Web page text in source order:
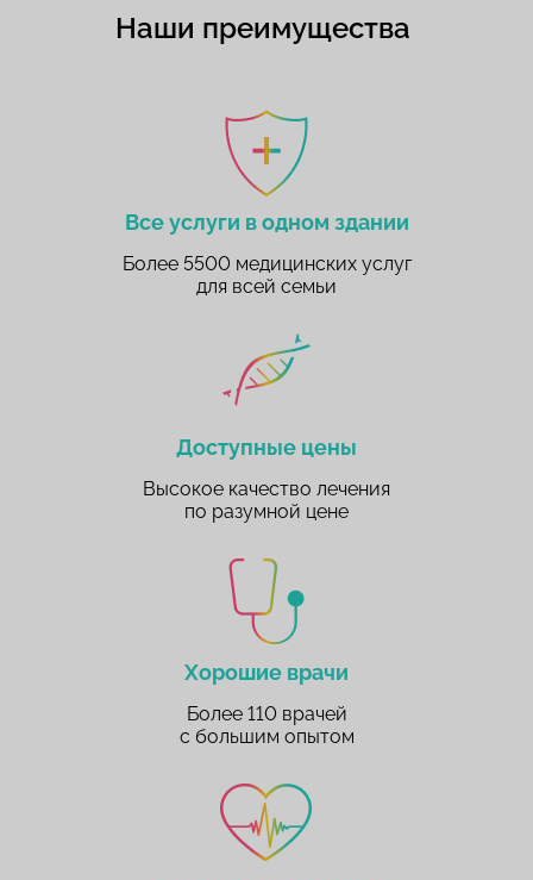
Наши преимущества
Все услуги в одном здании
Более 5500 медицинских услуг
для всей семьи
Доступные цены
Высокое качество лечения
по разумной цене
Хорошие врачи
Более 110 врачей
с большим опытом